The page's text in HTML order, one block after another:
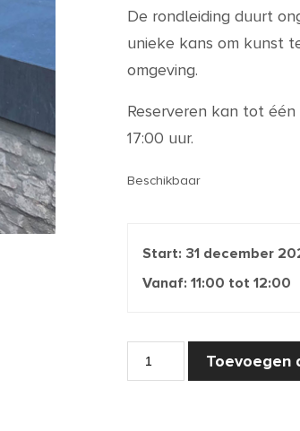
De rondleiding duurt
unieke kans om kunst
omgeving.
Reserveren kan tot
17:00 uur.
Beschikbaar
Start: 31 december
Vanaf: 11:00 tot 12:00
Rondleiding
Buitengewoon
Toevoegen